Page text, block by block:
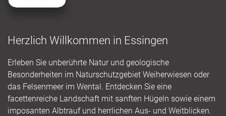
Herzlich Willkommen in Essingen
Erleben Sie unberührte Natur und geologische
Besonderheiten im Naturschutzgebiet Weiherwiesen oder
das Felsenmeer im Wental. Entdecken Sie eine
facettenreiche Landschaft mit sanften Hügeln sowie einem
imposanten Albtrauf und herrlichen Aus- und Weitblicken.